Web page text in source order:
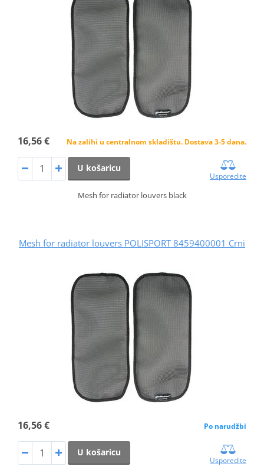
16,56 € Na zalihi u centralnom skladištu. Dostava 3-5 dana.
U košaricu
Usporedite
Mesh for radiator louvers black
Mesh for radiator louvers POLISPORT 8459400001 Crni
16,56 € Po narudžbi
U košaricu
Usporedite